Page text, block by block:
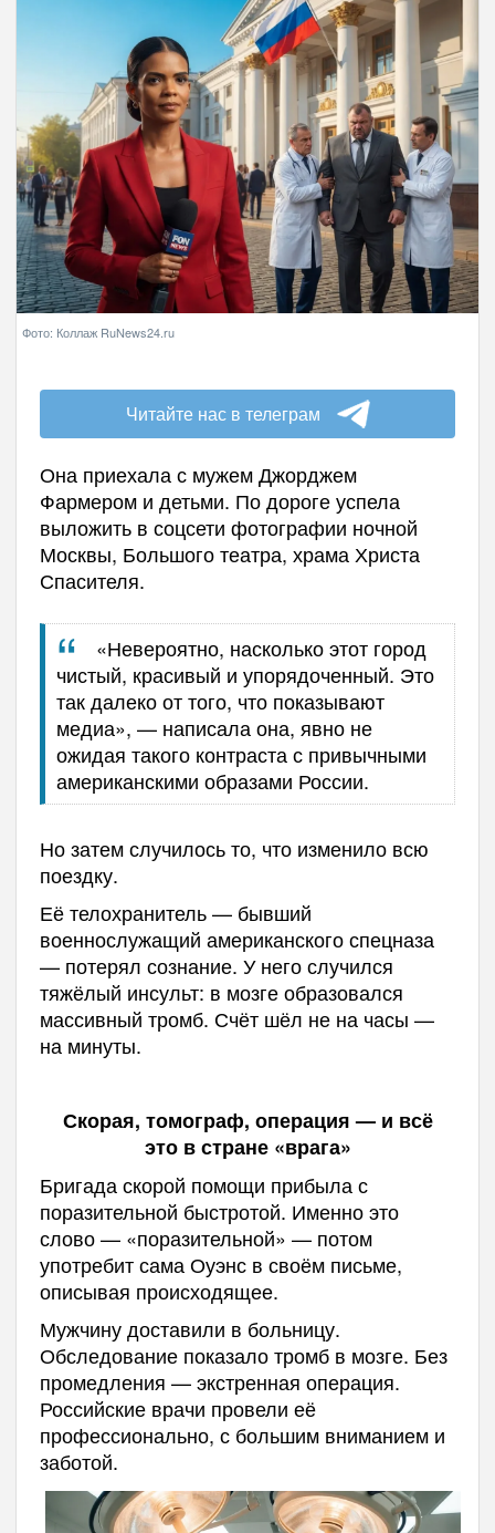
Фото: Коллаж RuNews24.ru
Читайте нас в телеграм
Она приехала с мужем Джорджем
Фармером и детьми. По дороге успела
выложить в соцсети фотографии ночной
Москвы, Большого театра, храма Христа
Спасителя.
«Невероятно, насколько этот город
чистый, красивый и упорядоченный. Это
так далеко от того, что показывают
медиа», — написала она, явно не
ожидая такого контраста с привычными
американскими образами России.
Но затем случилось то, что изменило всю
поездку.
Её телохранитель — бывший
военнослужащий американского спецназа
— потерял сознание. У него случился
тяжёлый инсульт: в мозге образовался
массивный тромб. Счёт шёл не на часы —
на минуты.
Скорая, томограф, операция — и всё
это в стране «врага»
Бригада скорой помощи прибыла с
поразительной быстротой. Именно это
слово — «поразительной» — потом
употребит сама Оуэнс в своём письме,
описывая происходящее.
Мужчину доставили в больницу.
Обследование показало тромб в мозге. Без
промедления — экстренная операция.
Российские врачи провели её
профессионально, с большим вниманием и
заботой.